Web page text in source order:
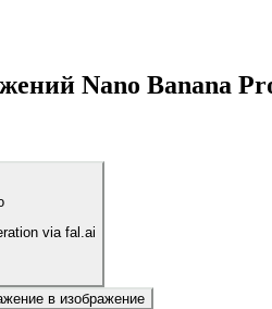
Nano Banana
via fal.ai
в изображение